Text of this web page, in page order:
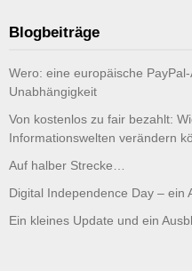
Blogbeiträge
Wero: eine europäische
Unabhängigkeit
Von kostenlos zu fair bezahlt:
Informationswelten verändern
Auf halber Strecke…
Digital Independence Day – ein
Ein kleines Update und ein